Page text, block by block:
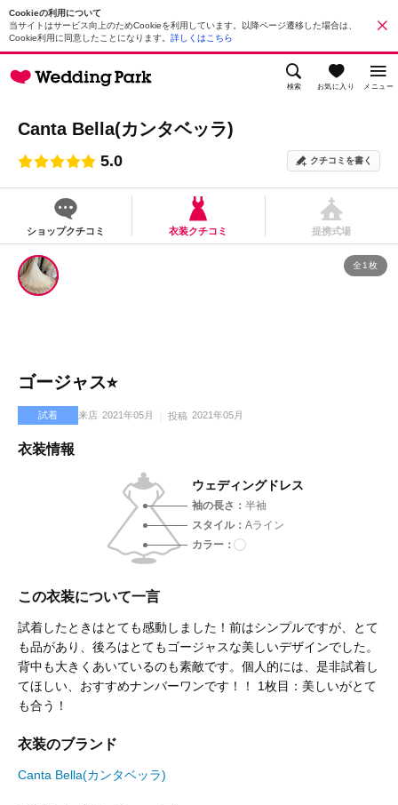
Cookieの利用について
当サイトはサービス向上のためCookieを利用しています。以降ページ遷移した場合は、
Cookie利用に同意したことになります。 詳しくはこちら
検索 お気に入り メニュー
Canta Bella(カンタベッラ)
5.0 クチコミを書く
ショップクチコミ 衣装クチコミ 提携式場
全1枚
ゴージャス⭐︎
試着 来店 2021年05月 投稿 2021年05月
衣装情報
ウェディングドレス
袖の長さ
半袖
スタイル
Aライン
カラー
この衣装について一言
試着したときはとても感動しました！前はシンプルですが、とて
も品があり、後ろはとてもゴージャスな美しいデザインでした。
背中も大きくあいているのも素敵です。個人的には、是非試着し
てほしい、おすすめナンバーワンです！！ 1枚目：美しいがとて
も合う！
衣装のブランド
Canta Bella(カンタベッラ)